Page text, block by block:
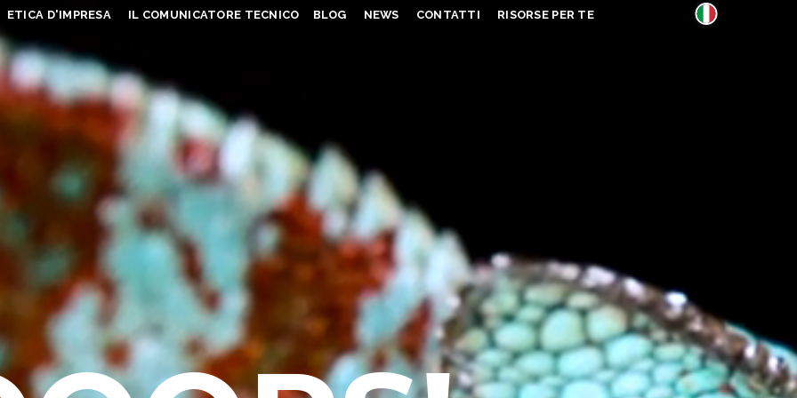
ETICA D'IMPRESA IL COMUNICATORE TECNICO BLOG NEWS CONTATTI RISORSE PER TE